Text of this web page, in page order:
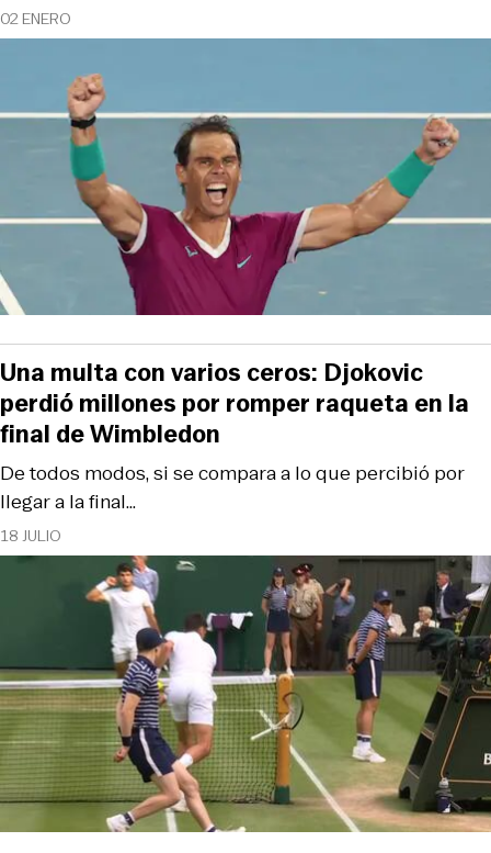
02 ENERO
18 JULIO
De todos modos, si se compara a lo que percibió por
llegar a la final...
Una multa con varios ceros: Djokovic
perdió millones por romper raqueta en la
final de Wimbledon